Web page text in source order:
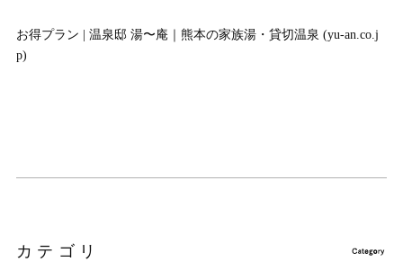
お得プラン | 温泉邸 湯〜庵｜熊本の家族湯・貸切温泉 (yu-an.co.j
p)
カテゴリ